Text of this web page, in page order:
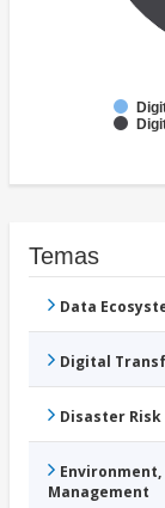
Temas
Data
Digital
Disaster
Management